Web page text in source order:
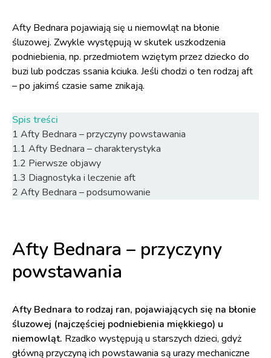
Afty Bednara pojawiają się u niemowląt na błonie
śluzowej. Zwykle występują w skutek uszkodzenia
podniebienia, np. przedmiotem wziętym przez dziecko do
buzi lub podczas ssania kciuka. Jeśli chodzi o ten rodzaj aft
– po jakimś czasie same znikają.
Spis treści
1 Afty Bednara – przyczyny powstawania
1.1 Afty Bednara – charakterystyka
1.2 Pierwsze objawy
1.3 Diagnostyka i leczenie aft
2 Afty Bednara – podsumowanie
Afty Bednara – przyczyny
powstawania
Afty Bednara to rodzaj ran, pojawiających się na błonie
śluzowej (najczęściej podniebienia miękkiego) u
niemowląt. Rzadko występują u starszych dzieci, gdyż
główną przyczyną ich powstawania są urazy mechaniczne